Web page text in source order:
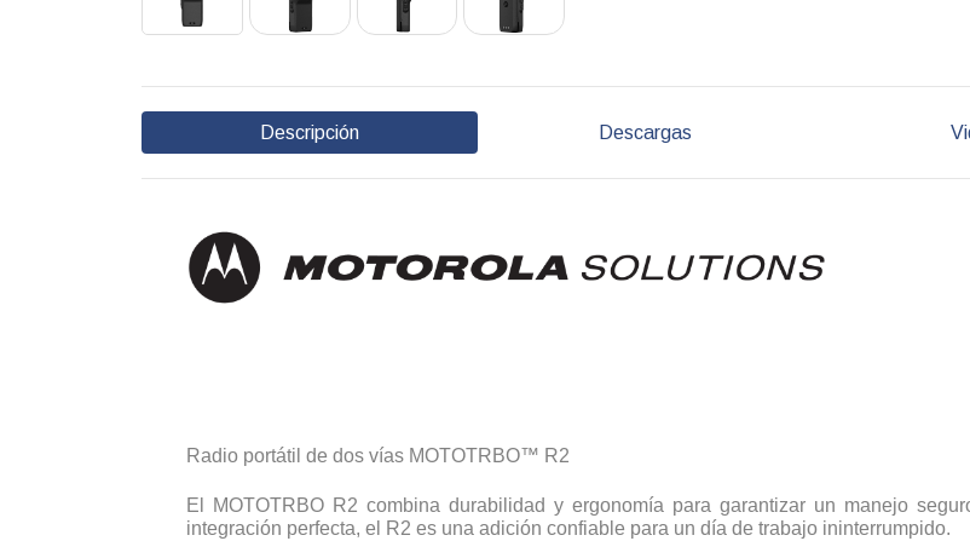
Descripción Descargas
Radio portátil de dos vías MOTOTRBO™ R2
El MOTOTRBO R2 combina durabilidad y ergonomía para garantizar un manejo
integración perfecta, el R2 es una adición confiable para un día de trabajo ininterrumpido.